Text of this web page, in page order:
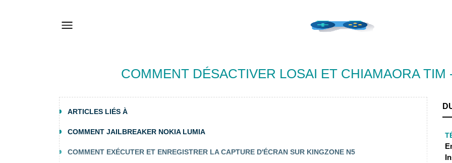
COMMENT DÉSACTIVER LOSAI ET CHIAMAORA TIM
ARTICLES LIÉS À
COMMENT JAILBREAKER NOKIA LUMIA
COMMENT EXÉCUTER ET ENREGISTRER LA CAPTURE D'ÉCRAN SUR KINGZONE N5